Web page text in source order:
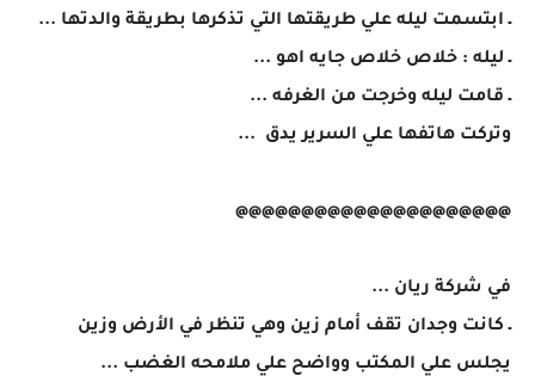
ـ ابتسمت ليله علي طريقتها التي تذكرها بطريقة والدتها ...
ـ ليله : خلاص خلاص جايه اهو ...
ـ قامت ليله وخرجت من الغرفه ...
وتركت هاتفها علي السرير يدق ...
@@@@@@@@@@@@@@@@@@@@@
في شركة ريان ...
ـ كانت وجدان تقف أمام زين وهي تنظر في الأرض وزين
يجلس علي المكتب وواضح علي ملامحه الغضب ...